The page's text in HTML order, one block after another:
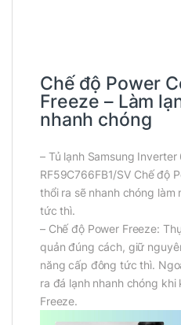
Chế độ Power
Freeze – Làm
nhanh chóng
– Tủ lạnh Samsung
RF59C766FB1/SV Chế độ
thổi ra sẽ nhanh chóng
tức thì.
– Chế độ Power Freeze:
quản đúng cách, giữ
năng cấp đông tức thì.
ra đá lạnh nhanh chóng
Freeze.